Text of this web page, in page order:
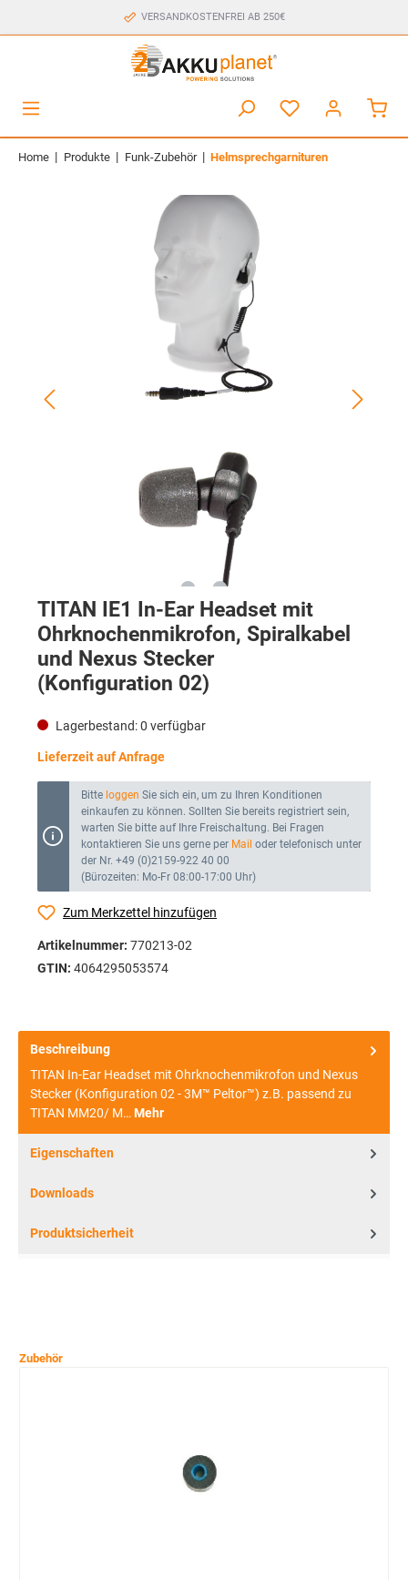
VERSANDKOSTENFREI AB 250€
Home | Produkte | Funk-Zubehör | Helmsprechgarnituren
TITAN IE1 In-Ear Headset mit
Ohrknochenmikrofon, Spiralkabel
und Nexus Stecker
(Konfiguration 02)
Lagerbestand:0 verfügbar
Lieferzeit auf Anfrage
Bitte loggen Sie sich ein, um zu Ihren Konditionen
einkaufen zu können. Sollten Sie bereits registriert sein,
warten Sie bitte auf Ihre Freischaltung. Bei Fragen
kontaktieren Sie uns gerne per Mail oder telefonisch unter
der Nr. +49 (0)2159-922 40 00
(Bürozeiten: Mo-Fr 08:00-17:00 Uhr)
Zum Merkzettel hinzufügen
Artikelnummer: 770213-02
GTIN: 4064295053574
Beschreibung
TITAN In-Ear Headset mit Ohrknochenmikrofon und Nexus
Stecker (Konfiguration 02 - 3M™ Peltor™) z.B. passend zu
TITAN MM20/ M…Mehr
Eigenschaften
Downloads
Produktsicherheit
Zubehör